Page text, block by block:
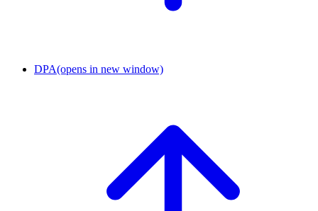
DPA(opens in new window)